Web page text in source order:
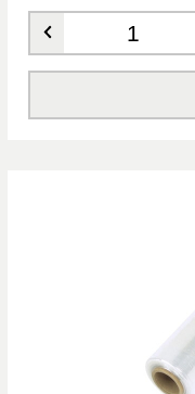
Количество